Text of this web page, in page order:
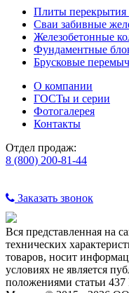
Плиты
Сваи забивные
Железобетонные
Фундаментные
Брусковые
О компании
ГОСТы и серии
Фотогалерея
Контакты
Отдел продаж:
8 (800) 200-81-44
Заказать звонок
Вся представленная на
технических
товаров, носит
условиях не является
положениями статьи